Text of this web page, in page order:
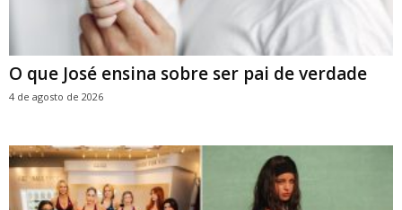
O que José ensina sobre ser pai de verdade
4 de agosto de 2026